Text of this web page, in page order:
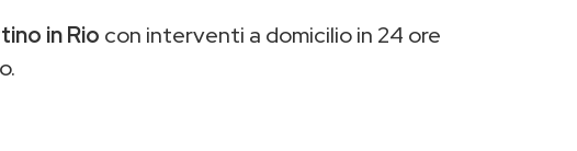
in Rio con interventi a domicilio in 24 ore